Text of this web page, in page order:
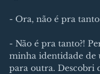
- Ora, não é pra
- Não é pra tanto?!
minha identidade de
para outra. Descobri